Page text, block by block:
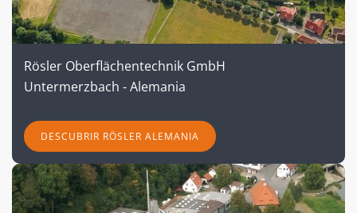
Rösler Oberflächentechnik GmbH
Untermerzbach - Alemania
DESCUBRIR RÖSLER ALEMANIA